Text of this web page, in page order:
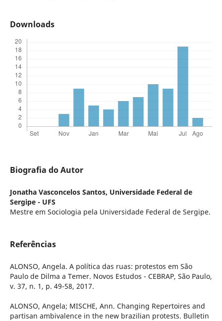
Downloads
Biografia do Autor
Jonatha Vasconcelos Santos, Universidade Federal de
Sergipe - UFS
Mestre em Sociologia pela Universidade Federal de Sergipe.
Referências
ALONSO, Angela. A política das ruas: protestos em São
Paulo de Dilma a Temer. Novos Estudos - CEBRAP, São Paulo,
v. 37, n. 1, p. 49-58, 2017.
ALONSO, Angela; MISCHE, Ann. Changing Repertoires and
partisan ambivalence in the new brazilian protests. Bulletin